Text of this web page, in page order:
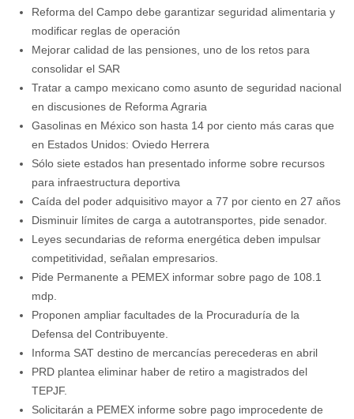
Reforma del Campo debe garantizar seguridad alimentaria y
modificar reglas de operación
Mejorar calidad de las pensiones, uno de los retos para
consolidar el SAR
Tratar a campo mexicano como asunto de seguridad nacional
en discusiones de Reforma Agraria
Gasolinas en México son hasta 14 por ciento más caras que
en Estados Unidos: Oviedo Herrera
Sólo siete estados han presentado informe sobre recursos
para infraestructura deportiva
Caída del poder adquisitivo mayor a 77 por ciento en 27 años
Disminuir límites de carga a autotransportes, pide senador.
Leyes secundarias de reforma energética deben impulsar
competitividad, señalan empresarios.
Pide Permanente a PEMEX informar sobre pago de 108.1
mdp.
Proponen ampliar facultades de la Procuraduría de la
Defensa del Contribuyente.
Informa SAT destino de mercancías perecederas en abril
PRD plantea eliminar haber de retiro a magistrados del
TEPJF.
Solicitarán a PEMEX informe sobre pago improcedente de